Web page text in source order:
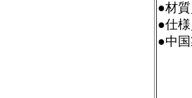
●材
●仕
●中